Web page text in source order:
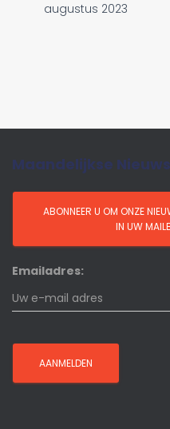
augustus 2023
Maandelijkse
Emailadres: